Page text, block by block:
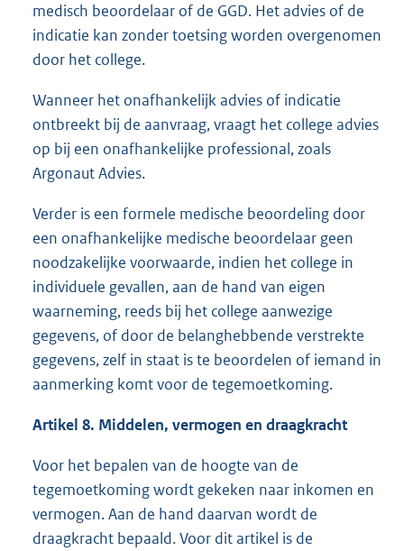
medisch beoordelaar of de GGD. Het advies of de
indicatie kan zonder toetsing worden overgenomen
door het college.
Wanneer het onafhankelijk advies of indicatie
ontbreekt bij de aanvraag, vraagt het college advies
op bij een onafhankelijke professional, zoals
Argonaut Advies.
Verder is een formele medische beoordeling door
een onafhankelijke medische beoordelaar geen
noodzakelijke voorwaarde, indien het college in
individuele gevallen, aan de hand van eigen
waarneming, reeds bij het college aanwezige
gegevens, of door de belanghebbende verstrekte
gegevens, zelf in staat is te beoordelen of iemand in
aanmerking komt voor de tegemoetkoming.
Artikel 8. Middelen, vermogen en draagkracht
Voor het bepalen van de hoogte van de
tegemoetkoming wordt gekeken naar inkomen en
vermogen. Aan de hand daarvan wordt de
draagkracht bepaald. Voor dit artikel is de